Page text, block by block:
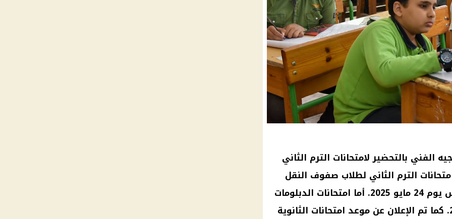
الفني بالتحضير لامتحانات الترم الثاني
الترم الثاني لطلاب صفوف النقل
والشهادة الإعدادية في المدارس يوم 24 مايو 2025. أما امتحانات الدبلومات
الفنية فستبدأ يوم 31 مايو 2025. كما تم الإعلان عن موعد امتحانات الثانوية